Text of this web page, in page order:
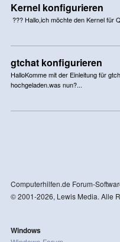
Kernel konfigurieren
??? Hallo,ich möchte den Kernel für
gtchat konfigurieren
HalloKomme mit der Einleitung für
hochgeladen.was nun?...
Computerhilfen.de Forum-
© 2001-2026, Lewis Media. Alle
Windows